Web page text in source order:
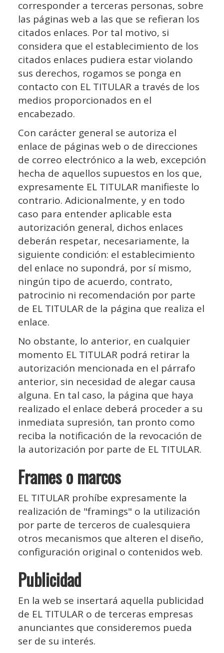
corresponder a terceras personas, sobre
las páginas web a las que se refieran los
citados enlaces. Por tal motivo, si
considera que el establecimiento de los
citados enlaces pudiera estar violando
sus derechos, rogamos se ponga en
contacto con EL TITULAR a través de los
medios proporcionados en el
encabezado.
Con carácter general se autoriza el
enlace de páginas web o de direcciones
de correo electrónico a la web, excepción
hecha de aquellos supuestos en los que,
expresamente EL TITULAR manifieste lo
contrario. Adicionalmente, y en todo
caso para entender aplicable esta
autorización general, dichos enlaces
deberán respetar, necesariamente, la
siguiente condición: el establecimiento
del enlace no supondrá, por sí mismo,
ningún tipo de acuerdo, contrato,
patrocinio ni recomendación por parte
de EL TITULAR de la página que realiza el
enlace.
No obstante, lo anterior, en cualquier
momento EL TITULAR podrá retirar la
autorización mencionada en el párrafo
anterior, sin necesidad de alegar causa
alguna. En tal caso, la página que haya
realizado el enlace deberá proceder a su
inmediata supresión, tan pronto como
reciba la notificación de la revocación de
la autorización por parte de EL TITULAR.
Frames o marcos
EL TITULAR prohíbe expresamente la
realización de "framings" o la utilización
por parte de terceros de cualesquiera
otros mecanismos que alteren el diseño,
configuración original o contenidos web.
Publicidad
En la web se insertará aquella publicidad
de EL TITULAR o de terceras empresas
anunciantes que consideremos pueda
ser de su interés.